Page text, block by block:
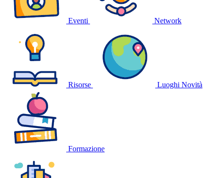
Eventi Network
Risorse Luoghi Novità
Formazione